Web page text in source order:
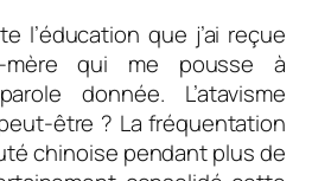
l’éducation que j’ai reçue
mère qui me pousse à
donnée. L’atavisme
être ? La fréquentation
chinoise pendant plus de